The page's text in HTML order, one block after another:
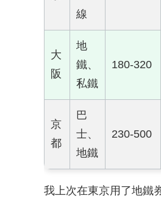
線
大
阪
地
鐵、
私鐵
180-320
京
都
巴
士、
地鐵
230-500
我上次在東京用了地鐵